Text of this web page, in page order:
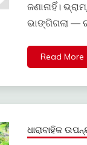
ଜଣାନାହିଁ।
ଭାଙ୍ଗିଗଲା —
Read More
ଧାରାବାହିକ